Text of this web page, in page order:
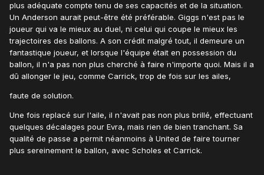
plus adéquate compte tenu de ses capacités et de la situation.
Un Anderson aurait peut-être été préférable. Giggs n'est pas le
joueur qui va le mieux au duel, ni celui qui coupe le mieux les
trajectoires des ballons. A son crédit malgré tout, il demeure un
fantastique joueur, et lorsque l'équipe était en possession du
ballon, il n'a pas non plus cherché à faire n'importe quoi. Mais il a
dû allonger le jeu, comme Carrick, trop de fois sur les ailes,
faute de solution.
Une fois replacé sur l'aile, il n'avait pas non plus brillé, effectuant
quelques décalages pour Evra, mais rien de bien tranchant. Sa
qualité de passe a permit néanmoins à United de faire tourner
plus sereinement le ballon, avec Scholes et Carrick.